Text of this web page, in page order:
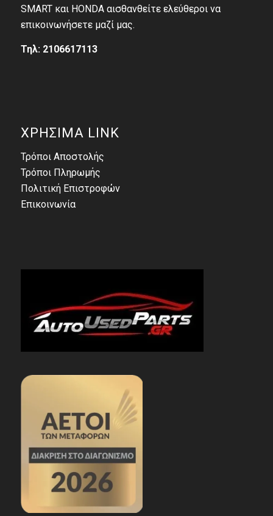
SMART και HONDA αισθανθείτε ελεύθεροι να
επικοινωνήσετε μαζί μας.
Τηλ: 2106617113
ΧΡΗΣΙΜΑ LINK
Τρόποι Αποστολής
Τρόποι Πληρωμής
Πολιτική Επιστροφών
Επικοινωνία